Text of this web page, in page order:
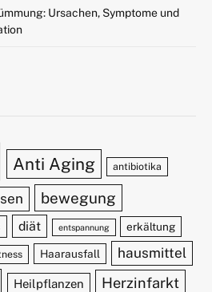
Ursachen, Symptome und
Anti Aging antibiotika
bewegung
diät entspannung erkältung
Haarausfall hausmittel
Heilpflanzen Herzinfarkt